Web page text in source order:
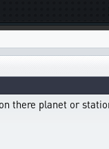
there planet or